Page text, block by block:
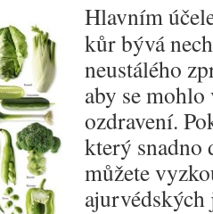
Hlavním
kůr bývá
neustálého
aby se mohlo
ozdravení.
který snadno
můžete